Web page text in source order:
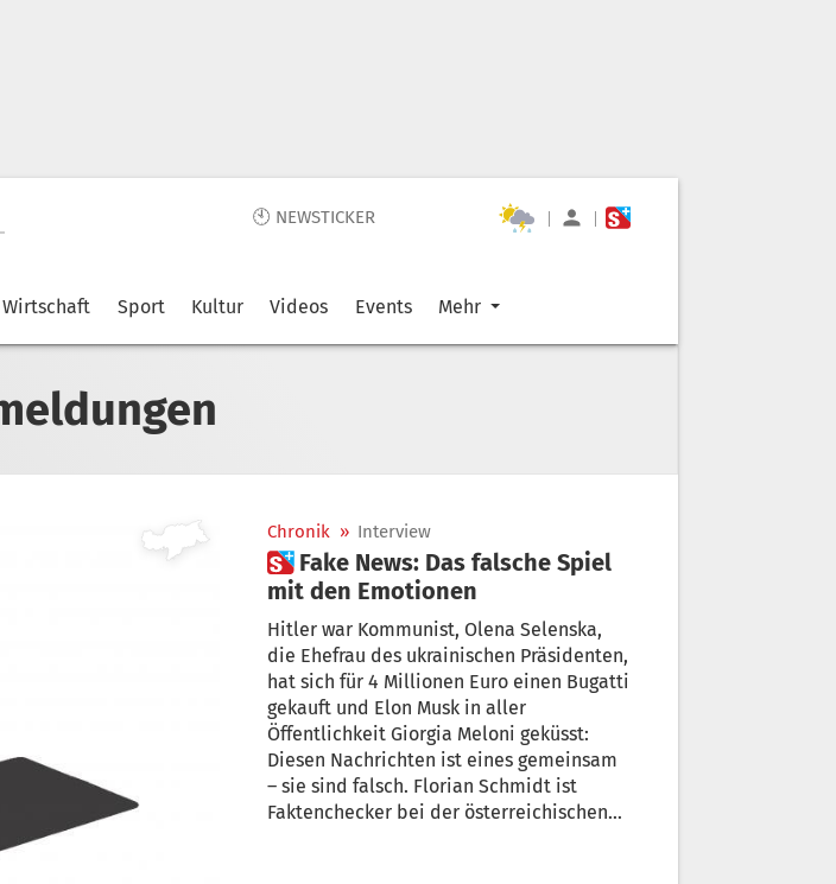
🕙 NEWSTICKER | |
Wirtschaft Sport Kultur Videos Events Mehr
Chronik » Interview
 Fake News: Das falsche Spiel
mit den Emotionen
Hitler war Kommunist, Olena Selenska,
die Ehefrau des ukrainischen Präsidenten,
hat sich für 4 Millionen Euro einen Bugatti
gekauft und Elon Musk in aller
Öffentlichkeit Giorgia Meloni geküsst:
Diesen Nachrichten ist eines gemeinsam
– sie sind falsch. Florian Schmidt ist
Faktenchecker bei der österreichischen